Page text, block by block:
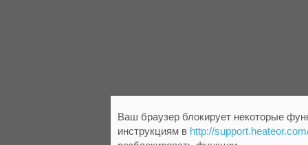
Ваш браузер блокирует некоторые
инструкциям в http://